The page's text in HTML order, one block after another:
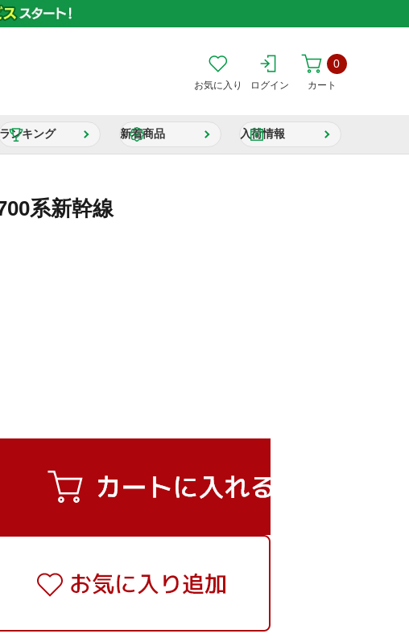
お気に入り ログイン カート
0
ランキング 新着商品 入荷情報
系新幹線